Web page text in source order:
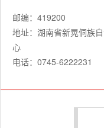
邮编：419200
地址：湖南省新晃侗族
心
电话：0745-6222231